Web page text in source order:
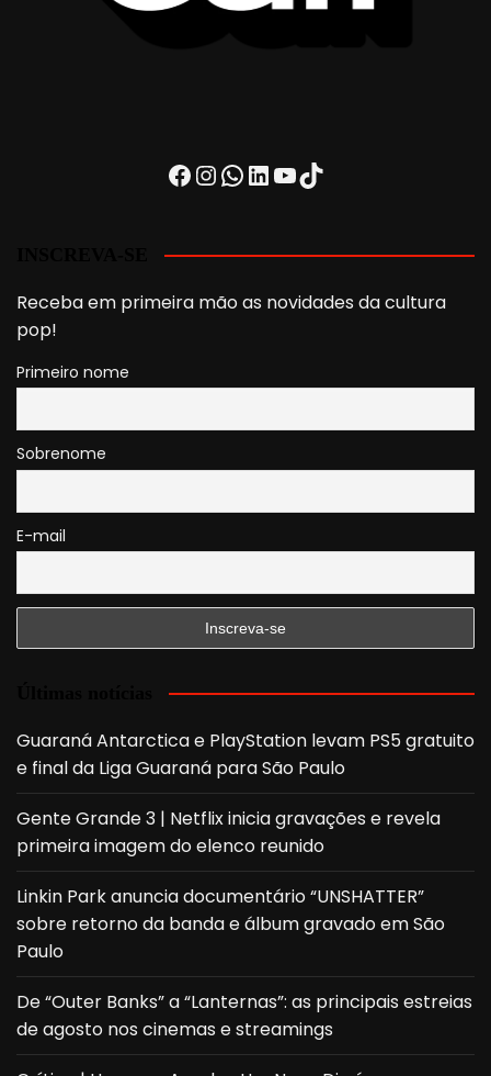
Facebook
Instagram
WhatsApp
LinkedIn
Youtube
TikTok
Receba em primeira mão as novidades da cultura
pop!
Primeiro nome
Sobrenome
E-mail
Guaraná Antarctica e PlayStation levam PS5 gratuito
e final da Liga Guaraná para São Paulo
Gente Grande 3 | Netflix inicia gravações e revela
primeira imagem do elenco reunido
Linkin Park anuncia documentário “UNSHATTER”
sobre retorno da banda e álbum gravado em São
Paulo
De “Outer Banks” a “Lanternas”: as principais estreias
de agosto nos cinemas e streamings